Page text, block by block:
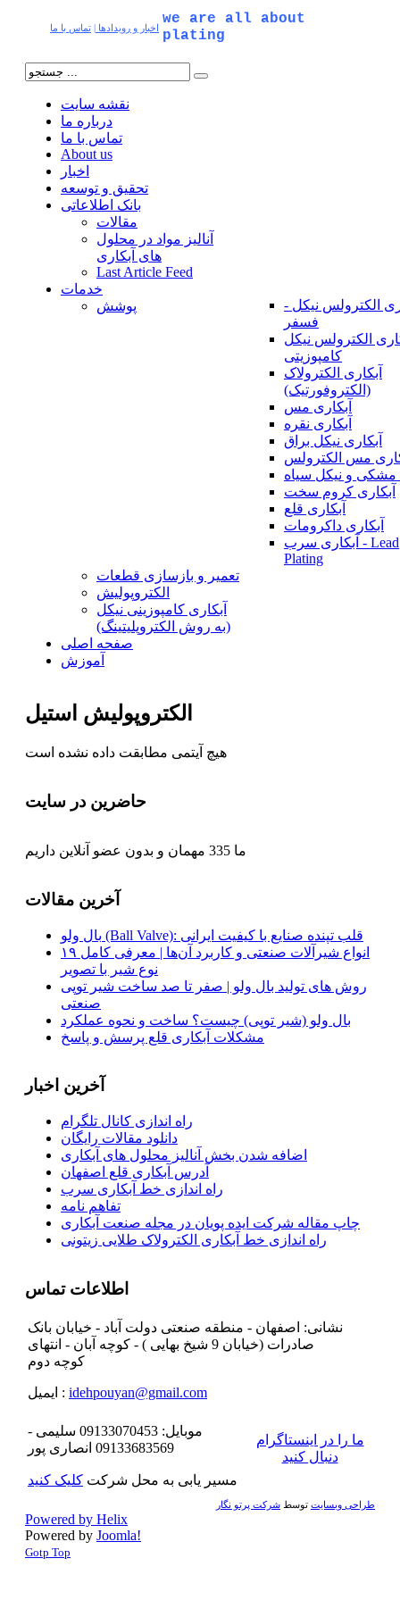
اخبار و رویدادها تماس با ما
we are all about
plating
نقشه سایت
درباره ما
تماس با ما
About us
اخبار
تحقیق و توسعه
بانک اطلاعاتی
مقالات
آنالیز مواد در محلول
های آبکاری
Last Article Feed
خدمات
پوشش
الکترولس نیکل -
فسفر
الکترولس نیکل
کامپوزیتی
آبکاری الکترولاک
(الکتروفورتیک)
آبکاری مس
آبکاری نقره
آبکاری نیکل براق
مس الکترولس
مشکی و نیکل سیاه
آبکاری کروم سخت
آبکاری قلع
آبکاری داکرومات
آبکاری سرب - Lead
Plating
تعمیر و بازسازی قطعات
الکتروپولیش
آبکاری کامپوزینی نیکل
(به روش الکتروپلیتینگ)
صفحه اصلی
آموزش
الکتروپولیش استیل
هیچ آیتمی مطابقت داده نشده است
حاضرین در سایت
ما 335 مهمان و بدون عضو آنلاین داریم
آخرین مقالات
بال ولو (Ball Valve): قلب تپنده صنایع با کیفیت ایرانی
انواع شیرآلات صنعتی و کاربرد آن‌ها | معرفی کامل ۱۹
نوع شیر با تصویر
روش‌ های تولید بال ولو | صفر تا صد ساخت شیر توپی
صنعتی
بال ولو (شیر توپی) چیست؟ ساخت و نحوه عملکرد
مشکلات آبکاری قلع پرسش و پاسخ
آخرین اخبار
راه اندازی کانال تلگرام
دانلود مقالات رایگان
اضافه شدن بخش آنالیز محلول های آبکاری
آدرس آبکاری قلع اصفهان
راه اندازی خط آبکاری سرب
تفاهم نامه
چاپ مقاله شرکت ایده پویان در مجله صنعت آبکاری
راه اندازی خط آبکاری الکترولاک طلایی زیتونی
اطلاعات تماس
نشانی: اصفهان - منطقه صنعتی دولت آباد - خیابان بانک
صادرات (خیابان 9 شیخ بهایی ) - کوچه آبان - انتهای
کوچه دوم
ایمیل : idehpouyan@gmail.com
ما را در اینستاگرام
دنبال کنید
موبایل: 09133070453 سلیمی -
09133683569 انصاری پور
مسیر یابی به محل شرکت کلیک کنید
طراحی وبسایت توسط شرکت پرتو نگار
Powered by Helix
Powered by Joomla!
Gotp Top